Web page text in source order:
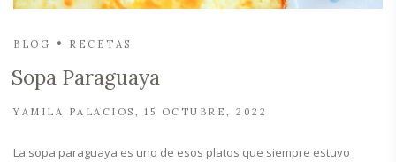
BLOG RECETAS
Sopa Paraguaya
YAMILA PALACIOS 15 OCTUBRE, 2022
La sopa paraguaya es uno de esos platos que siempre estuvo